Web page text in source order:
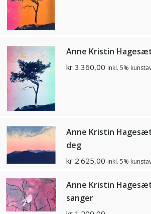
Anne Kristin
kr 3.360,00 inkl. 5%
Anne Kristin
deg
kr 2.625,00 inkl. 5%
Anne Kristin
sanger